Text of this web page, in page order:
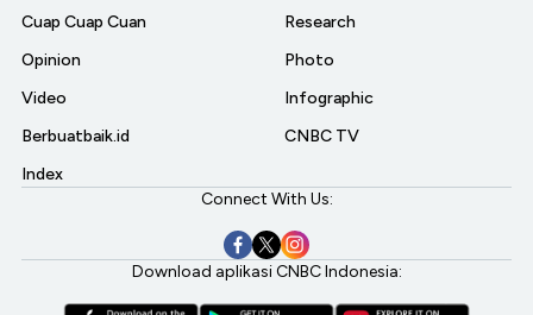
Cuap Cuap Cuan
Opinion
Video
Berbuatbaik.id
Index
Research
Photo
Infographic
CNBC TV
Connect With Us:
Download aplikasi CNBC Indonesia: